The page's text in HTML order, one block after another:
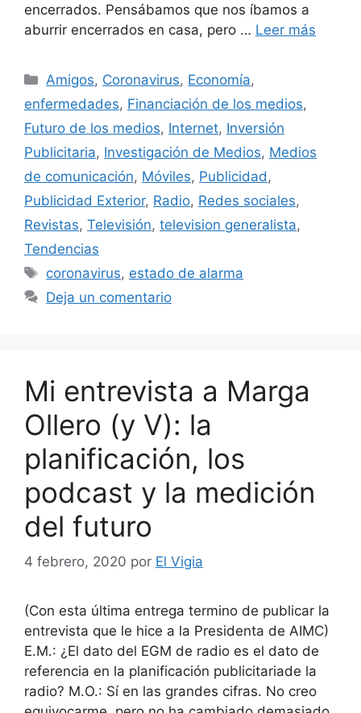
encerrados. Pensábamos que nos íbamos a
aburrir encerrados en casa, pero … Leer más
Categorías
Amigos, Coronavirus, Economía,
enfermedades, Financiación de los medios,
Futuro de los medios, Internet, Inversión
Publicitaria, Investigación de Medios, Medios
de comunicación, Móviles, Publicidad ,
Publicidad Exterior, Radio, Redes sociales,
Revistas, Televisión, television generalista,
Tendencias
Etiquetas
coronavirus, estado de alarma
Deja un comentario
Mi entrevista a Marga
Ollero (y V): la
planificación, los
podcast y la medición
del futuro
4 febrero, 2020 por El Vigia
(Con esta última entrega termino de publicar la
entrevista que le hice a la Presidenta de AIMC)
E.M.: ¿El dato del EGM de radio es el dato de
referencia en la planificación publicitariade la
radio? M.O.: Sí en las grandes cifras. No creo